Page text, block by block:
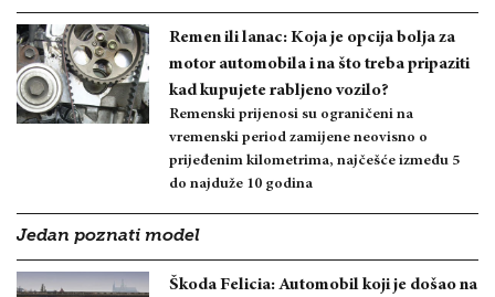
Remen ili lanac: Koja je opcija bolja za
motor automobila i na što treba pripaziti
kad kupujete rabljeno vozilo?
Remenski prijenosi su ograničeni na
vremenski period zamijene neovisno o
prijeđenim kilometrima, najčešće između 5
do najduže 10 godina
Jedan poznati model
Škoda Felicia: Automobil koji je došao na